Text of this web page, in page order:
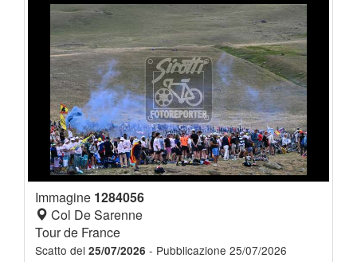
Immagine 1284056
Col De Sarenne
Tour de France
Scatto del 25/07/2026 - Pubblicazione 25/07/2026